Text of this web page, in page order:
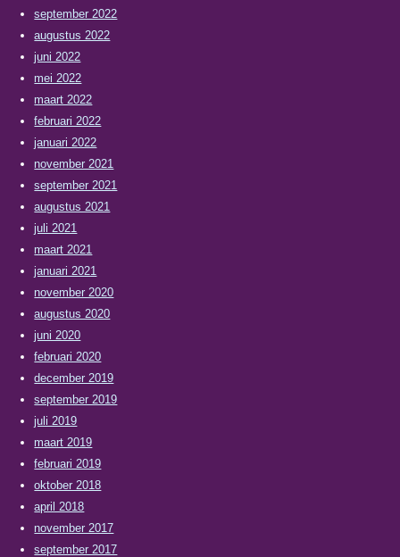
september 2022
augustus 2022
juni 2022
mei 2022
maart 2022
februari 2022
januari 2022
november 2021
september 2021
augustus 2021
juli 2021
maart 2021
januari 2021
november 2020
augustus 2020
juni 2020
februari 2020
december 2019
september 2019
juli 2019
maart 2019
februari 2019
oktober 2018
april 2018
november 2017
september 2017